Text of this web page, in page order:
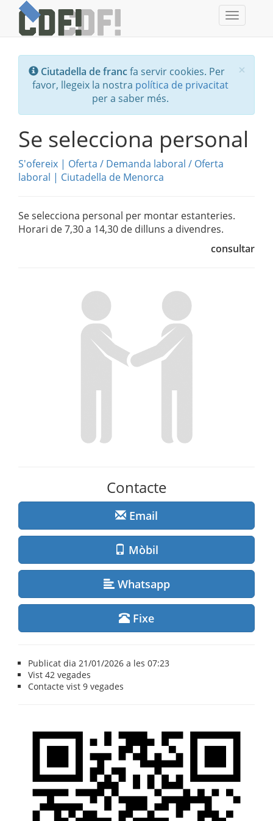
Toggle
×
Ciutadella de francfa servir cookies. Per
favor, llegeix la nostra política de privacitat
per a saber més.
Se selecciona personal
S'ofereix | Oferta / Demanda laboral / Oferta
laboral | Ciutadella de Menorca
Se selecciona personal per montar estanteries.
Horari de 7,30 a 14,30 de dilluns a divendres.
consultar
Contacte
Email
Mòbil
Whatsapp
Fixe
Publicat dia 21/01/2026 a les 07:23
Vist42 vegades
Contacte vist9 vegades